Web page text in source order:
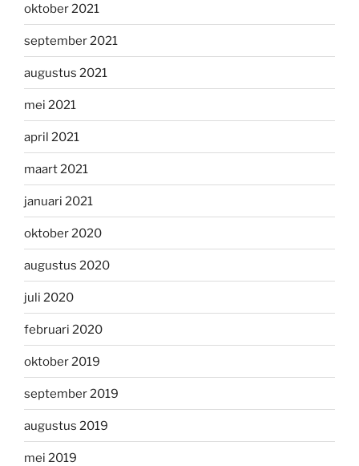
oktober 2021
september 2021
augustus 2021
mei 2021
april 2021
maart 2021
januari 2021
oktober 2020
augustus 2020
juli 2020
februari 2020
oktober 2019
september 2019
augustus 2019
mei 2019